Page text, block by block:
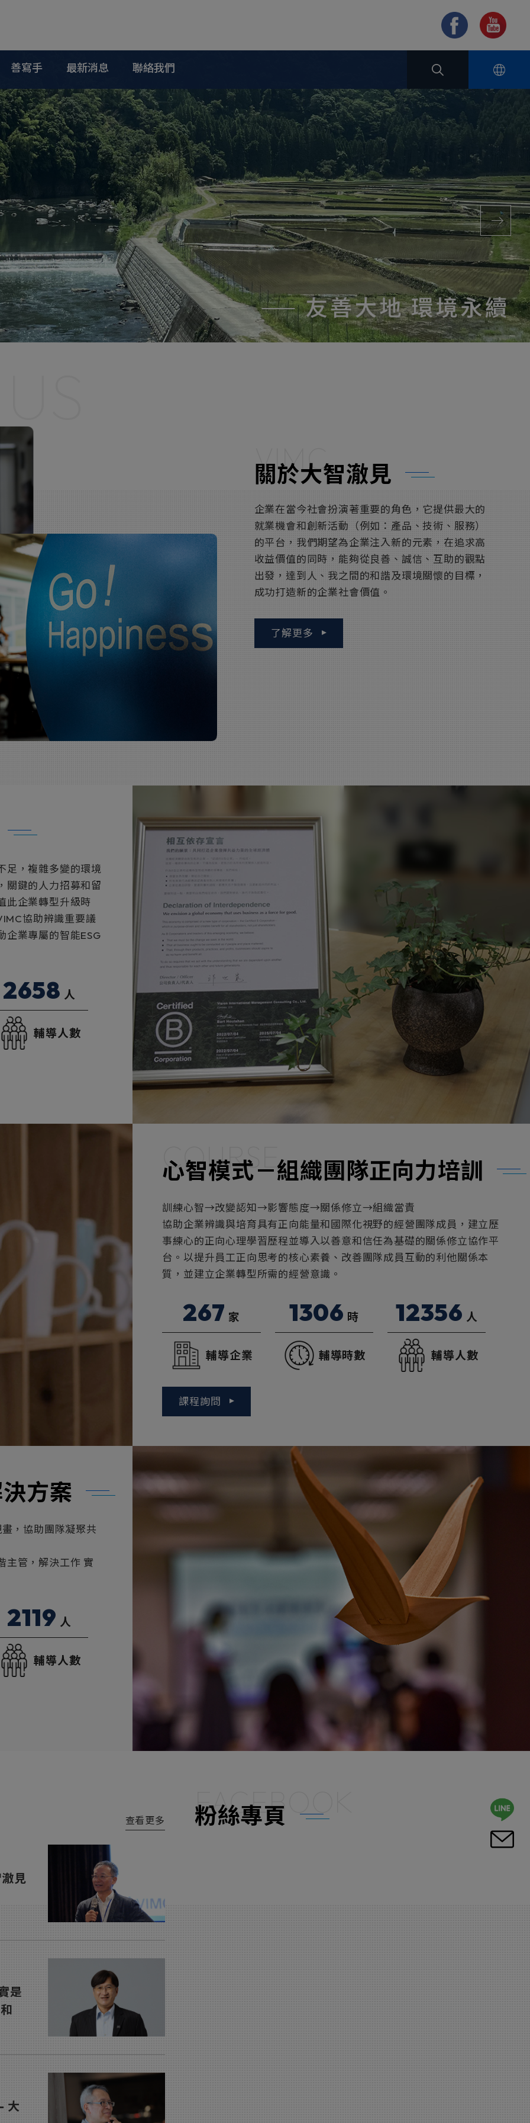
善寫手 最新消息 聯絡我們
VIMC
關於大智澈見
企業在當今社會扮演著重要的角色，它提供最大的
就業機會和創新活動（例如：產品、技術、服務）
的平台，我們期望為企業注入新的元素，在追求高
收益價值的同時，能夠從良善、誠信、互助的觀點
出發，達到人、我之間的和諧及環境關懷的目標，
成功打造新的企業社會價值。
了解更多
足，複雜多變的環境
關鍵的人力招募和留
此企業轉型升級時
協助辨識重要議
企業專屬的智能ESG
2658 人
輔導人數
COURSE
心智模式－組織團隊正向力培訓
訓練心智→改變認知→影響態度→關係修立→組織當責
協助企業辨識與培育具有正向能量和國際化視野的經營團隊成員，建立歷
事練心的正向心理學習歷程並導入以善意和信任為基礎的關係修立協作平
台。以提升員工正向思考的核心素養、改善團隊成員互動的利他關係本
質，並建立企業轉型所需的經營意識。
267 家
輔導企業
1306 時
輔導時數
12356 人
輔導人數
課程詢問
方案
，協助團隊凝聚共
主管，解決工作 實
2119 人
輔導人數
查看更多
見
是
大
FACEBOOK
粉絲專頁